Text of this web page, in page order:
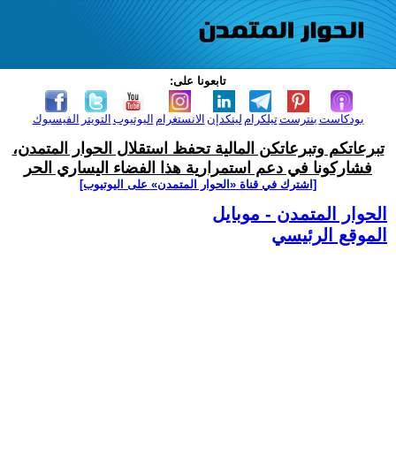
تابعونا على:
الفيسبوك التويتر اليوتيوب الانستغرام لينكدإن تيلكرامبنترست بودكاست
تبرعاتكم وتبرعاتكن المالية تحفظ استقلال الحوار المتمدن،
فشاركونا في دعم استمرارية هذا الفضاء اليساري الحر
[اشترك في قناة ‫«الحوار المتمدن» على اليوتيوب]
الحوار المتمدن - موبايل
الموقع الرئيسي